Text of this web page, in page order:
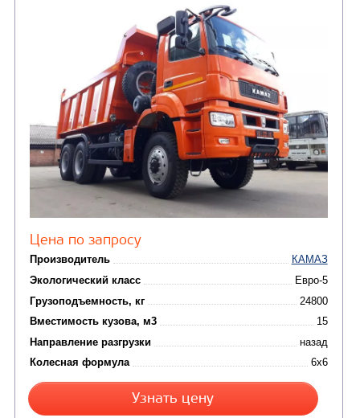
Узнать цену
САМОСВАЛ КАМАЗ-65801